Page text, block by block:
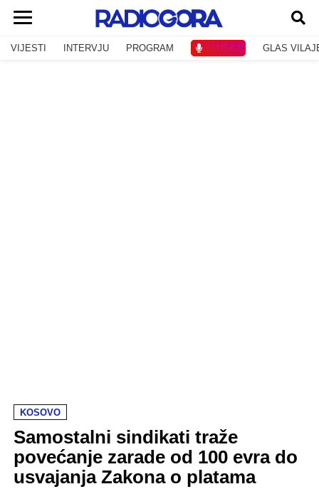
VIJESTI INTERVJU PROGRAM SLUŠAJ GLAS
KOSOVO
Samostalni sindikati traže
povećanje zarade od 100 evra do
usvajanja Zakona o platama